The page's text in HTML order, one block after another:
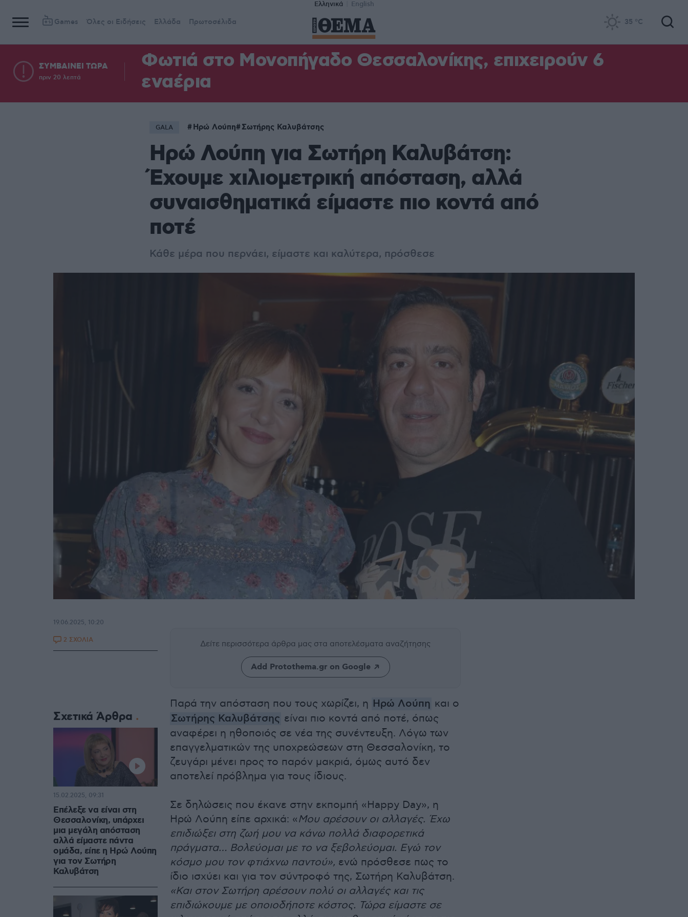
Ελληνικά English
Games Όλες οι Ειδήσεις Ελλάδα Πρωτοσέλιδα 35 °C
ΣΥΜΒΑΙΝΕΙ ΤΩΡΑ
πριν 20 λεπτά
Φωτιά στο Μονοπήγαδο Θεσσαλονίκης, επιχειρούν 6
εναέρια
GALA Ηρώ Λούπη Σωτήρης Καλυβάτσης
Ηρώ Λούπη για Σωτήρη Καλυβάτση:
Έχουμε χιλιομετρική απόσταση, αλλά
συναισθηματικά είμαστε πιο κοντά από
ποτέ
Κάθε μέρα που περνάει, είμαστε και καλύτερα, πρόσθεσε
Δείτε περισσότερα άρθρα μας στα αποτελέσματα αναζήτησης
Add Protothema.gr on Google
Παρά την απόσταση που τους χωρίζει, η Ηρώ Λούπη και ο
Σωτήρης Καλυβάτσης είναι πιο κοντά από ποτέ, όπως
αναφέρει η ηθοποιός σε νέα της συνέντευξη. Λόγω των
επαγγελματικών της υποχρεώσεων στη Θεσσαλονίκη, το
ζευγάρι μένει προς το παρόν μακριά, όμως αυτό δεν
αποτελεί πρόβλημα για τους ίδιους.
Σε δηλώσεις που έκανε στην εκπομπή «Happy Day», η
Ηρώ Λούπη είπε αρχικά: «Μου αρέσουν οι αλλαγές. Έχω
επιδιώξει στη ζωή μου να κάνω πολλά διαφορετικά
πράγματα… Βολεύομαι με το να ξεβολεύομαι. Εγώ τον
κόσμο μου τον φτιάχνω παντού», ενώ πρόσθεσε πως το
ίδιο ισχύει και για τον σύντροφό της, Σωτήρη Καλυβάτση.
«Και στον Σωτήρη αρέσουν πολύ οι αλλαγές και τις
επιδιώκουμε με οποιοδήποτε κόστος. Τώρα είμαστε σε
19.06.2025, 10:20
2 ΣΧΟΛΙΑ
Σχετικά Άρθρα
Eπέλεξε να είναι στη
Θεσσαλονίκη, υπάρχει
μια μεγάλη απόσταση
αλλά είμαστε πάντα
ομάδα, είπε η Ηρώ Λούπη
για τον Σωτήρη
Καλυβάτση
15.02.2025, 09:31